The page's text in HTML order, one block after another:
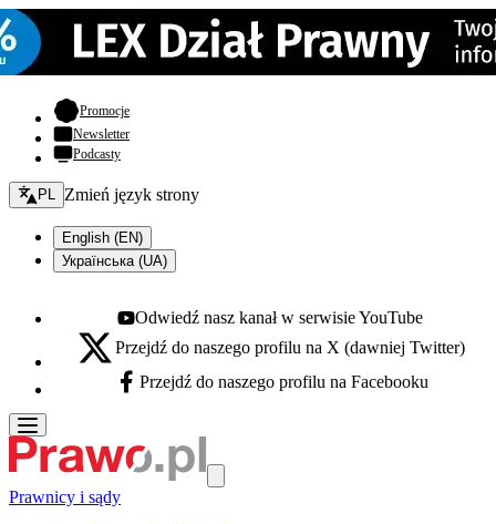
Promocje- otwiera się w nowej karcie
Newsletter
Podcasty
Zmień język - bieżący:
PL Zmień język strony
English (EN)
Українська (UA)
Youtube - otwiera się w nowej karcie
Odwiedź nasz kanał w serwisie YouTube
X - otwiera się w nowej karcie
Przejdź do naszego profilu na X (dawniej Twitter)
Facebook - otwiera się w nowej karcie
Przejdź do naszego profilu na Facebooku
Prawnicy i sądy